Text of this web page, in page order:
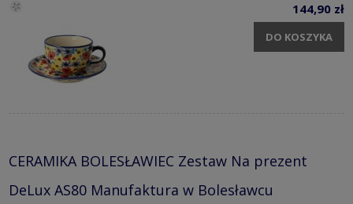
144,90 zł
DO KOSZYKA
CERAMIKA BOLESŁAWIEC Zestaw Na prezent
DeLux AS80 Manufaktura w Bolesławcu